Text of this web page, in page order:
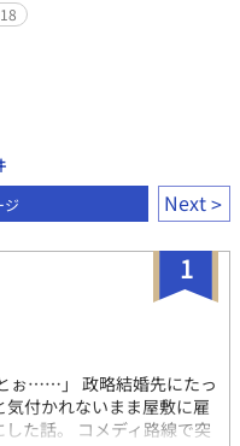
ジ Next
1
ぉ……」 政略結婚先にたっ
付かれないまま屋敷に雇
た話。 コメディ路線で突